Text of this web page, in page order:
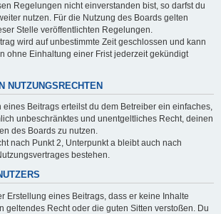
Regelungen nicht einverstanden bist, so darfst du
nutzen. Für die Nutzung des Boards gelten
Stelle veröffentlichten Regelungen.
wird auf unbestimmte Zeit geschlossen und kann
ohne Einhaltung einer Frist jederzeit gekündigt
NUTZUNGSRECHTEN
eines Beitrags erteilst du dem Betreiber ein einfaches,
unbeschränktes und unentgeltliches Recht, deinen
des Boards zu nutzen.
nach Punkt 2, Unterpunkt a bleibt auch nach
bestehen.
Erstellung eines Beitrags, dass er keine Inhalte
geltendes Recht oder die guten Sitten verstoßen. Du